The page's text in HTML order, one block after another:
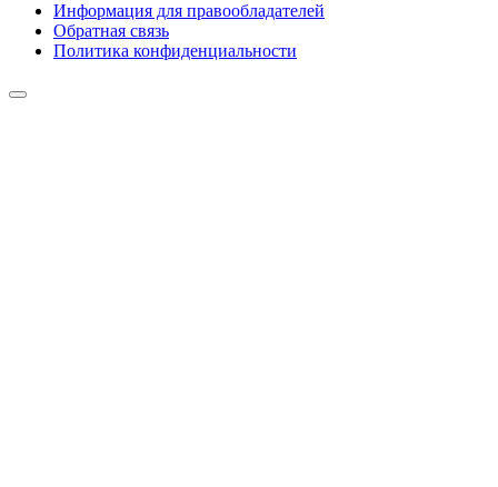
Информация для правообладателей
Обратная связь
Политика конфиденциальности